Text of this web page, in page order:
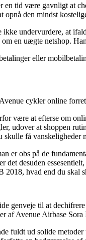
en tid være gavnligt at
opnå den mindst
undervurdere, at
en uægte netshop.
eller
cykler online
være at efterse om
udover at shoppen
skulle få vanskeligheder
er obs på de
det desuden
2018, hvad end du skal
genveje til at
af Avenue Airbase
fuldt ud solide